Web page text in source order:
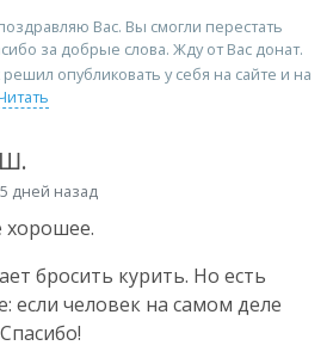
Вас. Вы смогли перестать
за добрые слова. Жду от Вас донат.
опубликовать у себя на сайте и на
дней назад
бросить курить. Но есть
если человек на самом деле